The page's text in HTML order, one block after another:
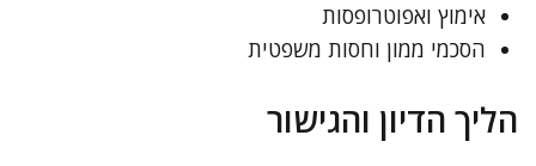
אימוץ ואפוטרופסות
הסכמי ממון וחסות משפטית
הליך הדיון והגישור